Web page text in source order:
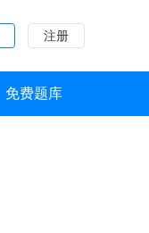
注册
免费题库